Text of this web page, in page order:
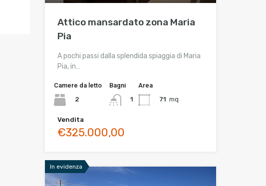
Attico mansardato zona Maria
Pia
A pochi passi dalla splendida spiaggia di Maria
Pia, in…
Camere da letto
2
Bagni
1
Area
71 mq
Vendita
€325.000,00
In evidenza